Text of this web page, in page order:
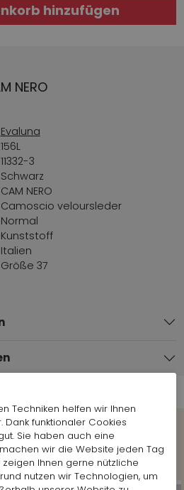
hinzufügen
NERO
Evaluna
156L
11332-3
Schwarz
CAM NERO
Camoscio veloursleder
Normal
Kunststoff
Italien
Größe 37
the Look
Techniken helfen wir Ihnen
funktionaler Cookies
Sie haben auch eine
wir die Website jeden Tag
Ihnen gerne nützliche
nutzen wir Technologien, um